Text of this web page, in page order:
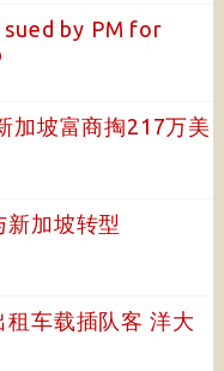
by PM for
加坡富商掏217万美
加坡转型
租车载插队客 洋大